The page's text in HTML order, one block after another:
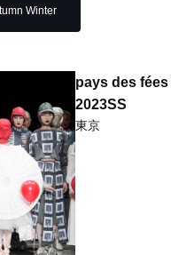
Winter
pays des fées
2023SS
東京